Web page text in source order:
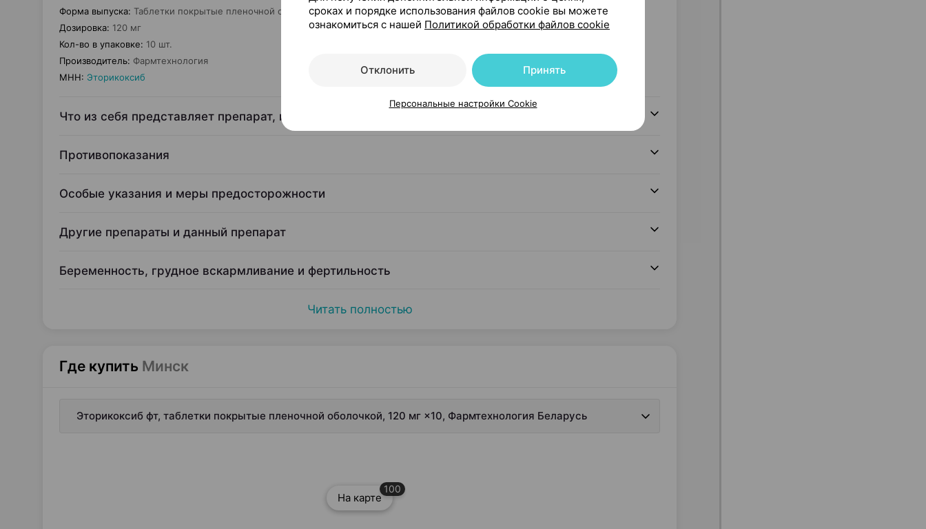
Форма выпуска: Таблетки покрытые пленочной оболочкой
Дозировка: 120 мг
Кол-во в упаковке: 10 шт.
Производитель: Фармтехнология
МНН: Эторикоксиб
Что из себя представляет препарат, и для чего его применяют
Противопоказания
Особые указания и меры предосторожности
Другие препараты и данный препарат
Беременность, грудное вскармливание и фертильность
Читать полностью
Где купить Минск
Эторикоксиб фт, таблетки покрытые пленочной оболочкой, 120 мг ×10, Фармтехнология Беларусь
На карте
100
сроках и порядке использования файлов cookie вы можете
ознакомиться с нашей Политикой обработки файлов cookie
Отклонить Принять
Персональные настройки Cookie